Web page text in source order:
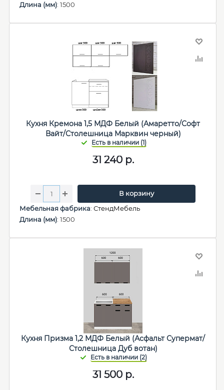
Длина (мм): 1500
Кухня Кремона 1,5 МДФ Белый (Амаретто/Софт
Вайт/Столешница Марквин черный)
31 240р.
В корзину
Мебельная фабрика: СтендМебель
Длина (мм): 1500
Кухня Призма 1,2 МДФ Белый (Асфальт Супермат/
Столешница Дуб вотан)
31 500р.